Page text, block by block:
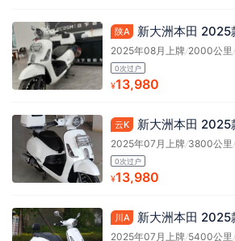
陕A 新大洲本田
2025年08月上牌/2000公里 /
0次过户
¥13,980
云K 新大洲本田
2025年07月上牌/3800公里 /
0次过户
¥13,980
川A 新大洲本田 2025
2025年07月上牌/5400公里 /